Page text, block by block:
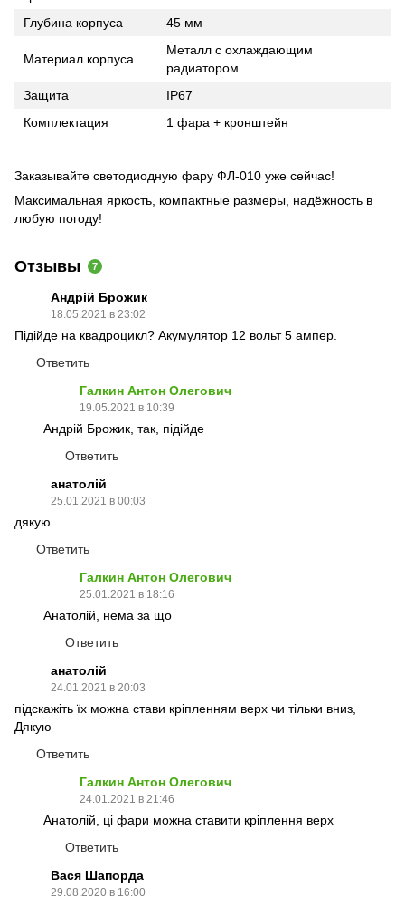
Глубина корпуса
45 мм
Материал корпуса
Металл с охлаждающим
радиатором
Защита
IP67
Комплектация
1 фара + кронштейн
Заказывайте светодиодную фару ФЛ-010 уже сейчас!
Максимальная яркость, компактные размеры, надёжность в
любую погоду!
Отзывы 7
Андрій Брожик
18.05.2021 в 23:02
Підійде на квадроцикл? Акумулятор 12 вольт 5 ампер.
Ответить
Галкин Антон Олегович
19.05.2021 в 10:39
Андрій Брожик, так, підійде
Ответить
анатолій
25.01.2021 в 00:03
дякую
Ответить
Галкин Антон Олегович
25.01.2021 в 18:16
Анатолій, нема за що
Ответить
анатолій
24.01.2021 в 20:03
підскажіть їх можна стави кріпленням верх чи тільки вниз,
Дякую
Ответить
Галкин Антон Олегович
24.01.2021 в 21:46
Анатолій, ці фари можна ставити кріплення верх
Ответить
Вася Шапорда
29.08.2020 в 16:00